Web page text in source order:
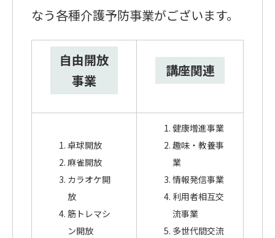
なう各種介護予防事業がございます。
自由開放
事業
講座関連
卓球開放
麻雀開放
カラオケ開
放
筋トレマシ
ン開放
健康増進事業
趣味・教養事
業
情報発信事業
利用者相互交
流事業
多世代間交流